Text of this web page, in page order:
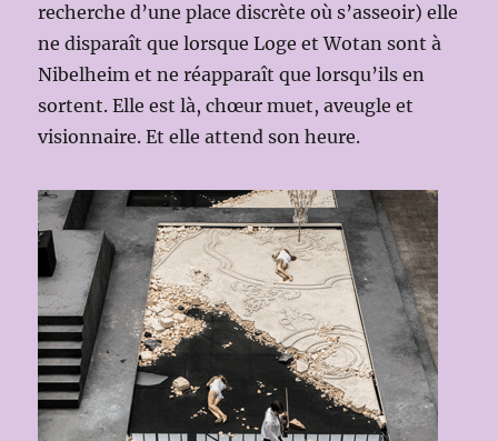
recherche d’une place discrète où s’asseoir) elle
ne disparaît que lorsque Loge et Wotan sont à
Nibelheim et ne réapparaît que lorsqu’ils en
sortent. Elle est là, chœur muet, aveugle et
visionnaire. Et elle attend son heure.